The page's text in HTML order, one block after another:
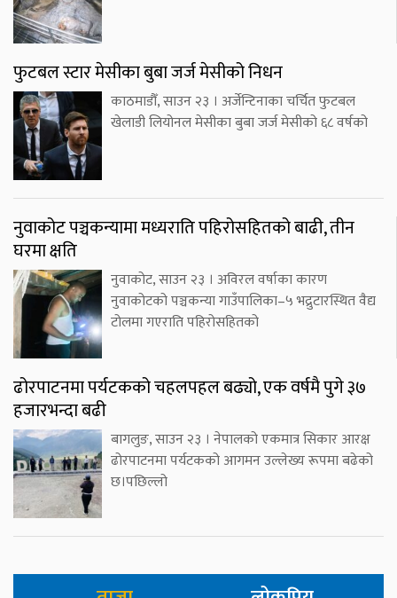
फुटबल स्टार मेसीका बुबा जर्ज मेसीको निधन
काठमाडौँ, साउन २३ । अर्जेन्टिनाका चर्चित फुटबल
खेलाडी लियोनल मेसीका बुबा जर्ज मेसीको ६८ वर्षको
नुवाकोट पञ्चकन्यामा मध्यराति पहिरोसहितको बाढी, तीन
घरमा क्षति
नुवाकोट, साउन २३ । अविरल वर्षाका कारण
नुवाकोटको पञ्चकन्या गाउँपालिका–५ भद्रुटारस्थित वैद्य
टोलमा गएराति पहिरोसहितको
ढोरपाटनमा पर्यटकको चहलपहल बढ्यो, एक वर्षमै पुगे ३७
हजारभन्दा बढी
बागलुङ, साउन २३ । नेपालको एकमात्र सिकार आरक्ष
ढोरपाटनमा पर्यटकको आगमन उल्लेख्य रूपमा बढेको
छ।पछिल्लो